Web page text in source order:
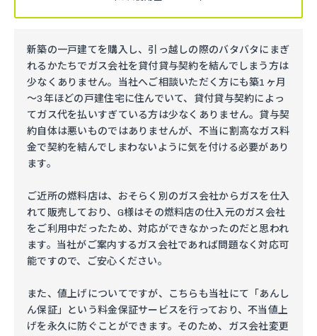
新築の一戸建てを購入し、引っ越しの際のバタバタにまぎ
れるかたちでガス会社を貸付貸与契約を結んでしまう方は
少なくありません。当社へご相談いただく方にも築1ヶ月
～3年ほどの戸建住宅に住んでいて、貸付貸与契約によっ
てガス代を払いすぎている方は少なくありません。貸与契
約自体は悪いものではありませんが、不当に割高なガス料
金で契約を結んでしまわないように気を付ける必要があり
ます。
ご近所の燃料店は、おそらく別のガス会社からガスを仕入
れて販売しており、G様はその燃料店の仕入元のガス会社
をご利用中だったため、対応ができなかったのだと思われ
ます。当社がご案内するガス会社であれば問題なく対応可
能ですので、ご安心ください。
また、値上げについてですが、こちらも当社にて「あんし
ん保証」という料金保証サービスを行っており、不当値上
げを永久に防ぐことができます。そのため、ガス会社変更